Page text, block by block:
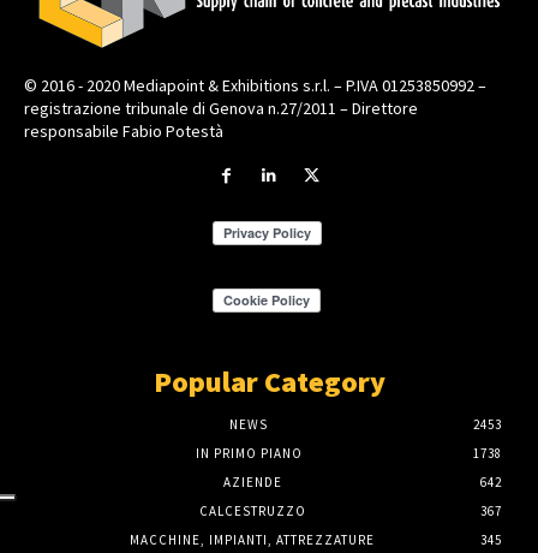
© 2016 - 2020 Mediapoint & Exhibitions s.r.l. – P.IVA 01253850992 –
registrazione tribunale di Genova n.27/2011 – Direttore
responsabile Fabio Potestà
Popular Category
NEWS
2453
IN PRIMO PIANO
1738
AZIENDE
642
CALCESTRUZZO
367
MACCHINE, IMPIANTI, ATTREZZATURE
345